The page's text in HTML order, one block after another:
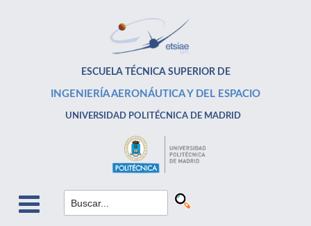
ESCUELA TÉCNICA SUPERIOR DE
INGENIERÍA AERONÁUTICA Y DEL ESPACIO
UNIVERSIDAD POLITÉCNICA DE MADRID